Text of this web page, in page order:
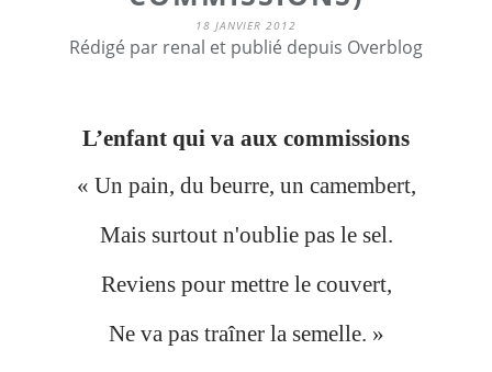
18 JANVIER 2012
Rédigé par renal et publié depuis Overblog
L’enfant qui va aux commissions
« Un pain, du beurre, un camembert,
Mais surtout n'oublie pas le sel.
Reviens pour mettre le couvert,
Ne va pas traîner la semelle. »